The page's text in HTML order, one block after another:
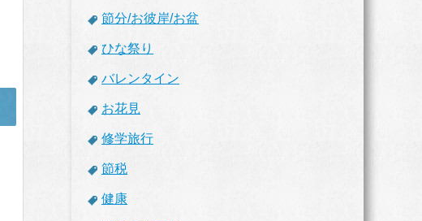
節分/お彼岸/お盆
ひな祭り
バレンタイン
お花見
修学旅行
節税
健康